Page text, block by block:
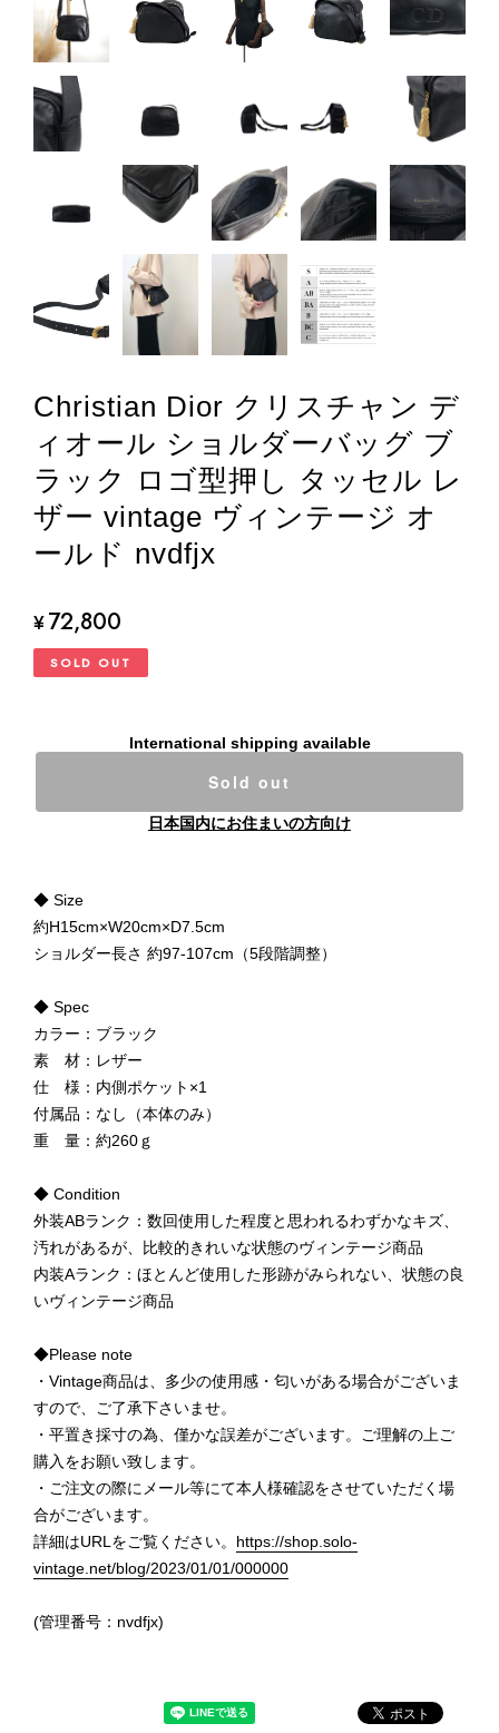
Christian Dior クリスチャン デ
ィオール ショルダーバッグ ブ
ラック ロゴ型押し タッセル レ
ザー vintage ヴィンテージ オ
ールド nvdfjx
¥72,800
SOLD OUT
International shipping available
Sold out
日本国内にお住まいの方向け
◆ Size
約H15cm×W20cm×D7.5cm
ショルダー長さ 約97-107cm（5段階調整）
◆ Spec
カラー：ブラック
素 材：レザー
仕 様：内側ポケット×1
付属品：なし（本体のみ）
重 量：約260ｇ
◆ Condition
外装ABランク：数回使用した程度と思われるわずかなキズ、
汚れがあるが、比較的きれいな状態のヴィンテージ商品
内装Aランク：ほとんど使用した形跡がみられない、状態の良
いヴィンテージ商品
◆Please note
・Vintage商品は、多少の使用感・匂いがある場合がございま
すので、ご了承下さいませ。
・平置き採寸の為、僅かな誤差がございます。ご理解の上ご
購入をお願い致します。
・ご注文の際にメール等にて本人様確認をさせていただく場
合がございます。
詳細はURLをご覧ください。 https://shop.solo-
vintage.net/blog/2023/01/01/000000
(管理番号：nvdfjx)